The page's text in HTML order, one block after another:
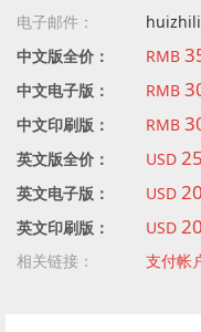
电子邮件：
中文版全价：
RMB
中文电子版： RMB
中文印刷版： RMB
英文版全价： USD
英文电子版： USD
英文印刷版： USD
相关链接： 支付帐